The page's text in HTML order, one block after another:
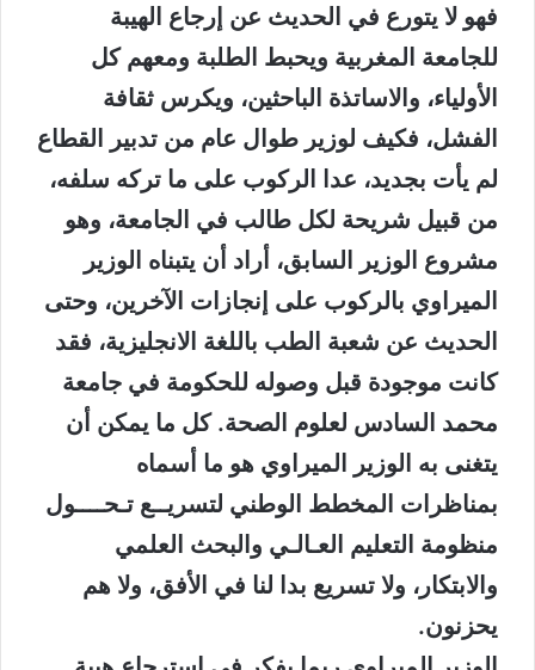
فهو لا يتورع في الحديث عن إرجاع الهيبة
للجامعة المغربية ويحبط الطلبة ومعهم كل
الأولياء، والاساتذة الباحثين، ويكرس ثقافة
الفشل، فكيف لوزير طوال عام من تدبير القطاع
لم يأت بجديد، عدا الركوب على ما تركه سلفه،
من قبيل شريحة لكل طالب في الجامعة، وهو
مشروع الوزير السابق، أراد أن يتبناه الوزير
الميراوي بالركوب على إنجازات الآخرين، وحتى
الحديث عن شعبة الطب باللغة الانجليزية، فقد
كانت موجودة قبل وصوله للحكومة في جامعة
محمد السادس لعلوم الصحة. كل ما يمكن أن
يتغنى به الوزير الميراوي هو ما أسماه
بمناظرات المخطط الوطني لتسريــع تـحــــول
منظومة التعليم العـالـي والبحث العلمي
والابتكار، ولا تسريع بدا لنا في الأفق، ولا هم
يحزنون.